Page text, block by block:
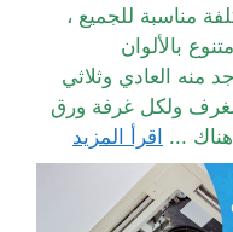
مناسبة للجميع ،
بالألوان
منه العادي وثلاثي
للغرف ولكل غرفة ورق
... اقرأ المزيد